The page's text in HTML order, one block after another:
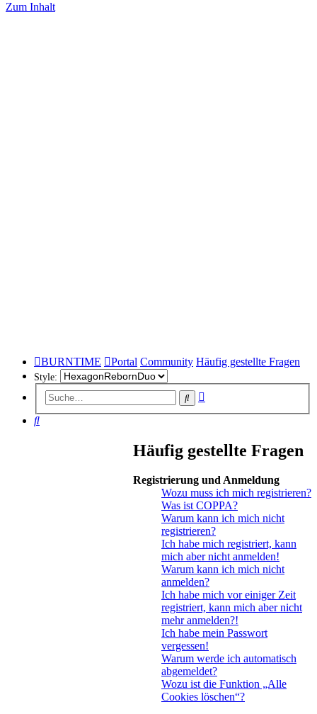
Zum Inhalt
BURNTIME Portal Community Häufig gestellte Fragen
Style:
Suche
Suche
Häufig gestellte Fragen
Registrierung und Anmeldung
Wozu muss ich mich registrieren?
Was ist COPPA?
Warum kann ich mich nicht
registrieren?
Ich habe mich registriert, kann
mich aber nicht anmelden!
Warum kann ich mich nicht
anmelden?
Ich habe mich vor einiger Zeit
registriert, kann mich aber nicht
mehr anmelden?!
Ich habe mein Passwort
vergessen!
Warum werde ich automatisch
abgemeldet?
Wozu ist die Funktion „Alle
Cookies löschen“?